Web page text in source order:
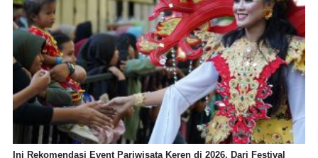
Ini Rekomendasi Event Pariwisata Keren di 2026, Dari Festival